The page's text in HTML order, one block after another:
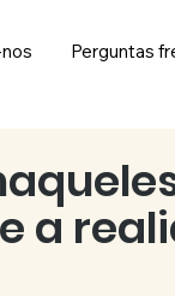
Perguntas
a